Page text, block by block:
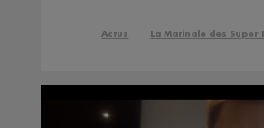
Actus La Matinale des Super